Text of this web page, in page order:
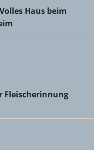
Haus beim
Haus beim
Mainz-
Fleischerinnung